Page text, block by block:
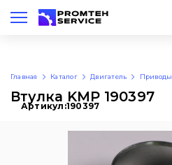
Рус
Главная Каталог Двигатель Приводы
Втулка KMP 190397
Артикул:190397